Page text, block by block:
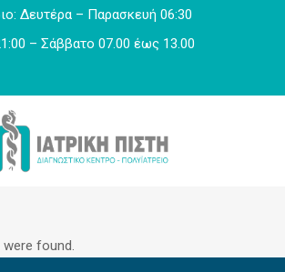
Δευτέρα – Παρασκευή 06:30
– Σάββατο 07.00 έως 13.00
found.